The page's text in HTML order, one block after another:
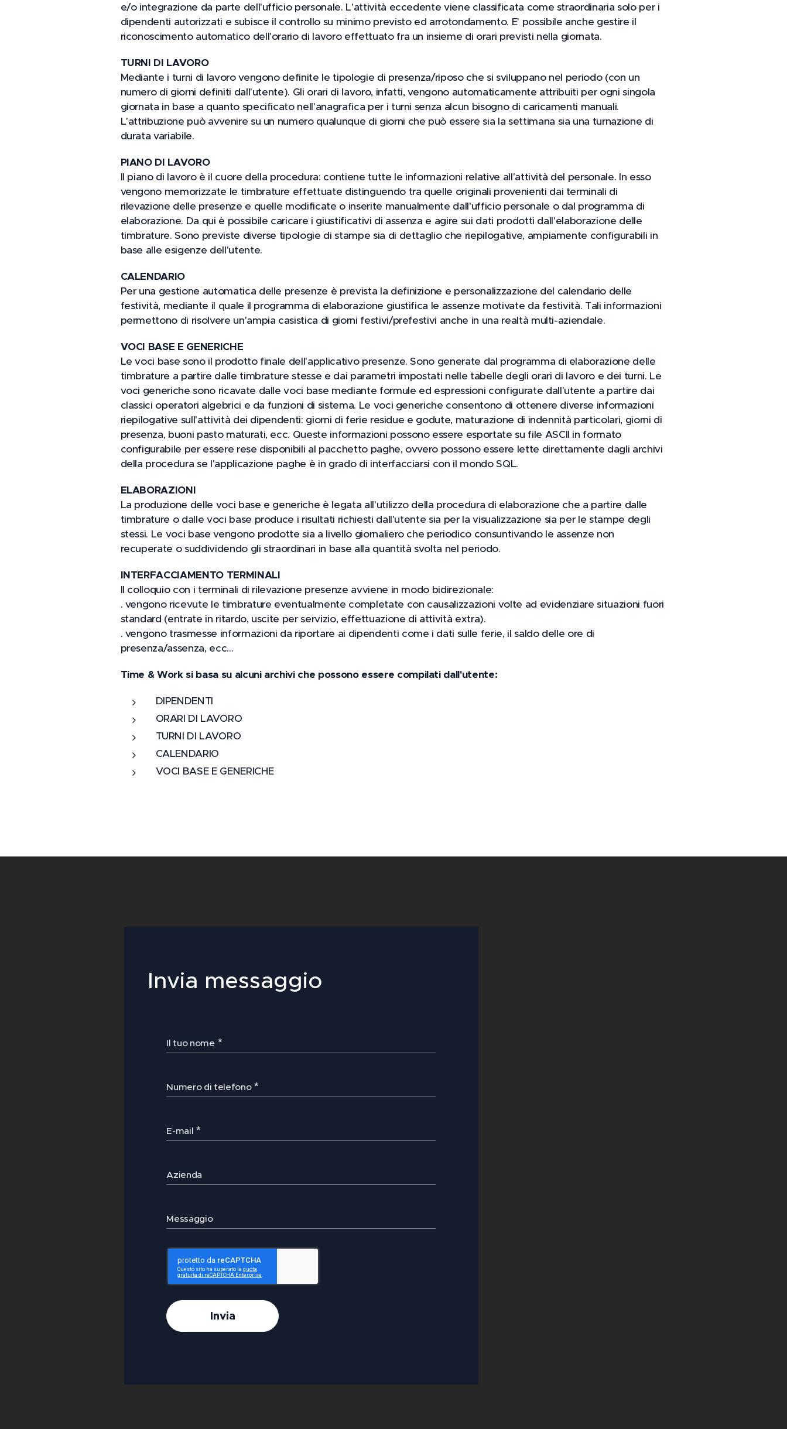
e/o integrazione da parte dell'ufficio personale. L'attività eccedente viene classificata come straordinaria solo per i
dipendenti autorizzati e subisce il controllo su minimo previsto ed arrotondamento. E' possibile anche gestire il
riconoscimento automatico dell'orario di lavoro effettuato fra un insieme di orari previsti nella giornata.
TURNI DI LAVORO
Mediante i turni di lavoro vengono definite le tipologie di presenza/riposo che si sviluppano nel periodo (con un
numero di giorni definiti dall'utente). Gli orari di lavoro, infatti, vengono automaticamente attribuiti per ogni singola
giornata in base a quanto specificato nell'anagrafica per i turni senza alcun bisogno di caricamenti manuali.
L'attribuzione può avvenire su un numero qualunque di giorni che può essere sia la settimana sia una turnazione di
durata variabile.
PIANO DI LAVORO
Il piano di lavoro è il cuore della procedura: contiene tutte le informazioni relative all'attività del personale. In esso
vengono memorizzate le timbrature effettuate distinguendo tra quelle originali provenienti dai terminali di
rilevazione delle presenze e quelle modificate o inserite manualmente dall'ufficio personale o dal programma di
elaborazione. Da qui è possibile caricare i giustificativi di assenza e agire sui dati prodotti dall'elaborazione delle
timbrature. Sono previste diverse tipologie di stampe sia di dettaglio che riepilogative, ampiamente configurabili in
base alle esigenze dell'utente.
CALENDARIO
Per una gestione automatica delle presenze è prevista la definizione e personalizzazione del calendario delle
festività, mediante il quale il programma di elaborazione giustifica le assenze motivate da festività. Tali informazioni
permettono di risolvere un'ampia casistica di giorni festivi/prefestivi anche in una realtà multi-aziendale.
VOCI BASE E GENERICHE
Le voci base sono il prodotto finale dell'applicativo presenze. Sono generate dal programma di elaborazione delle
timbrature a partire dalle timbrature stesse e dai parametri impostati nelle tabelle degli orari di lavoro e dei turni. Le
voci generiche sono ricavate dalle voci base mediante formule ed espressioni configurate dall'utente a partire dai
classici operatori algebrici e da funzioni di sistema. Le voci generiche consentono di ottenere diverse informazioni
riepilogative sull'attività dei dipendenti: giorni di ferie residue e godute, maturazione di indennità particolari, giorni di
presenza, buoni pasto maturati, ecc. Queste informazioni possono essere esportate su file ASCII in formato
configurabile per essere rese disponibili al pacchetto paghe, ovvero possono essere lette direttamente dagli archivi
della procedura se l'applicazione paghe è in grado di interfacciarsi con il mondo SQL.
ELABORAZIONI
La produzione delle voci base e generiche è legata all'utilizzo della procedura di elaborazione che a partire dalle
timbrature o dalle voci base produce i risultati richiesti dall'utente sia per la visualizzazione sia per le stampe degli
stessi. Le voci base vengono prodotte sia a livello giornaliero che periodico consuntivando le assenze non
recuperate o suddividendo gli straordinari in base alla quantità svolta nel periodo.
INTERFACCIAMENTO TERMINALI
Il colloquio con i terminali di rilevazione presenze avviene in modo bidirezionale:
. vengono ricevute le timbrature eventualmente completate con causalizzazioni volte ad evidenziare situazioni fuori
standard (entrate in ritardo, uscite per servizio, effettuazione di attività extra).
. vengono trasmesse informazioni da riportare ai dipendenti come i dati sulle ferie, il saldo delle ore di
presenza/assenza, ecc...
Time & Work si basa su alcuni archivi che possono essere compilati dall'utente:
DIPENDENTI
ORARI DI LAVORO
TURNI DI LAVORO
CALENDARIO
VOCI BASE E GENERICHE
Invia messaggio
Il tuo nome
Numero di telefono
E-mail
Azienda
Messaggio
Invia